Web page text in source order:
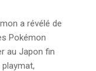
a révélé de
Pokémon
au Japon fin